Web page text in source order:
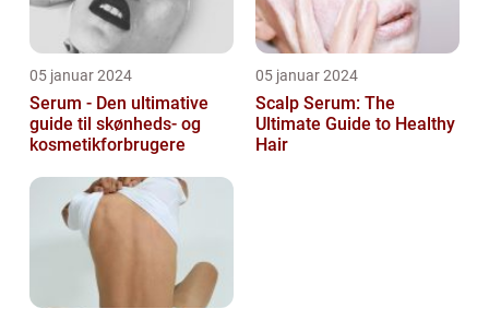
05 januar 2024
Serum - Den ultimative
guide til skønheds- og
kosmetikforbrugere
05 januar 2024
Scalp Serum: The
Ultimate Guide to Healthy
Hair